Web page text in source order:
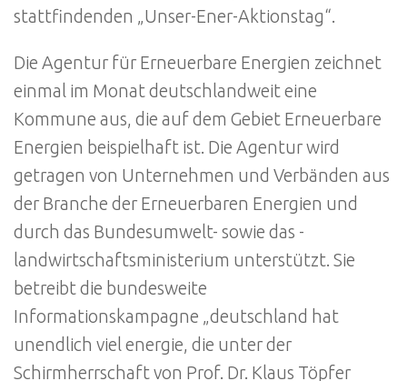
stattfindenden „Unser-Ener-Aktionstag“.
Die Agentur für Erneuerbare Energien zeichnet
einmal im Monat deutschlandweit eine
Kommune aus, die auf dem Gebiet Erneuerbare
Energien beispielhaft ist. Die Agentur wird
getragen von Unternehmen und Verbänden aus
der Branche der Erneuerbaren Energien und
durch das Bundesumwelt- sowie das -
landwirtschaftsministerium unterstützt. Sie
betreibt die bundesweite
Informationskampagne „deutschland hat
unendlich viel energie, die unter der
Schirmherrschaft von Prof. Dr. Klaus Töpfer